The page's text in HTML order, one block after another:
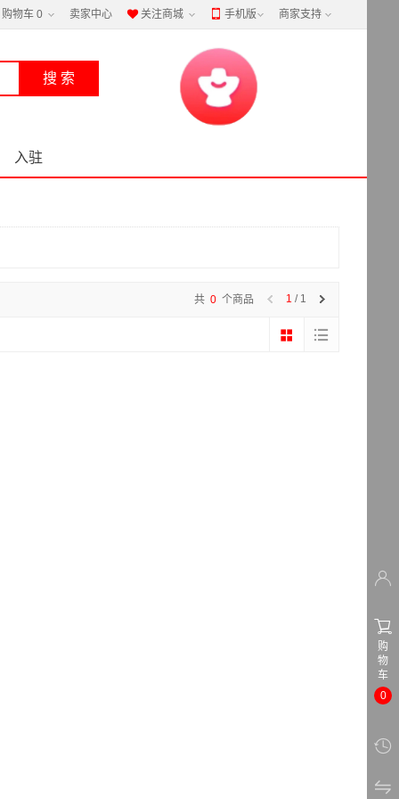
购物车 0 卖家中心 关注商城 手机版 商家支持
入驻
1 / 1
共 0 个商品


购
物
车
0

